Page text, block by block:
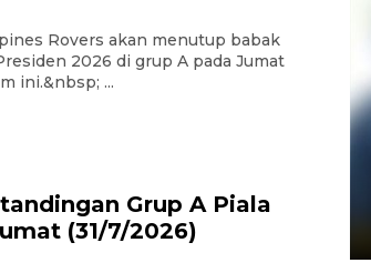
Rovers akan menutup babak
2026 di grup A pada Jumat
ini.&nbsp; ...
Grup A Piala
(31/7/2026)
8 tahan?
2026 05:47